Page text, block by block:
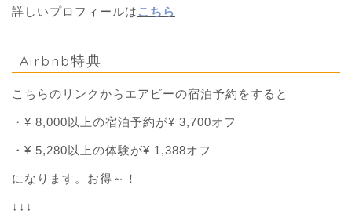
詳しいプロフィールは こちら
Airbnb特典
こちらのリンクからエアビーの宿泊予約をすると
・¥ 8,000以上の宿泊予約が¥ 3,700オフ
・¥ 5,280以上の体験が¥ 1,388オフ
になります。お得～！
↓↓↓